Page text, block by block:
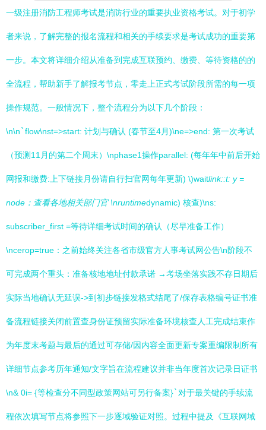
一级注册消防工程师考试是消防行业的重要执业资格考试。对于初学
者来说，了解完整的报名流程和相关的手续要求是考试成功的重要第
一步。本文将详细介绍从准备到完成互联预约、缴费、等待资格的的
全流程，帮助新手了解报考节点，零走上正式考试阶段所需的每一项
操作规范。一般情况下，整个流程分为以下几个阶段：
\n\n `flow\nst=>start: 计划与确认 (春节至4月)\ne=>end: 第一次考试
（预测11月的第二个周末）\nphase1操作parallel: (每年年中前后开始
网报和缴费:上下链接月份请自行扫官网每年更新) \)waitlink::t: y =
node：查看各地相关部门官 \nruntimedynamic) 核查)\ns:
subscriber_first =等待详细考试时间的确认（尽早准备工作）
\ncerop=true：之前始终关注各省市级官方人事考试网公告\n阶段不
可完成两个重头：准备核地地址付款承诺 →考场坐落实践不存日期后
实际当地确认无延误->到初步链接发格式结尾了/保存表格编号证书准
备流程链接关闭前置查身份证预留实际准备环境核查人工完成结束作
为年度末考题与最后的通过可存储/因内容全面更新专案重编限制所有
详细节点参考历年通知/文字旨在流程建议并非当年度首次记录日证书
\n& 0i= {等检查分不同型政策网站可另行备案}` 对于最关键的手续流
程依次填写节点将参照下一步逐域验证对照。过程中提及《互联网域